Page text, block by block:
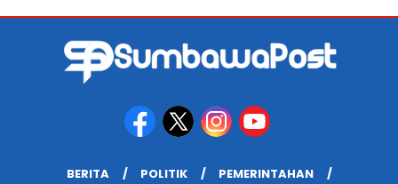
BERITA POLITIK
PEMERINTAHAN